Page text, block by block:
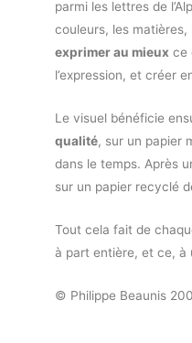
parmi les lettres de
couleurs, les
exprimer au mieux ce
l’expression, et créer
Le visuel bénéficie
qualité, sur un papier
dans le temps. Après
sur un papier recyclé
Tout cela fait de
à part entière, et ce, à
© Philippe Beaunis